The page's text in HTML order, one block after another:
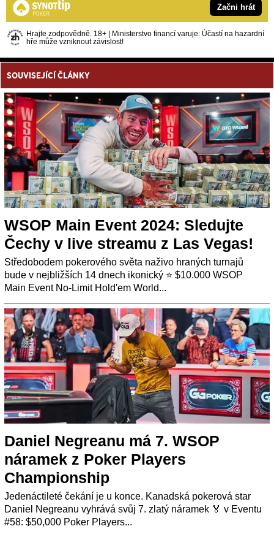
Začni hrát
Hrajte zodpovědně. 18+ | Ministerstvo financí varuje: Účastí na hazardní
hře může vzniknout závislost!
SOUVISEJÍCÍ ČLÁNKY
WSOP Main Event 2024: Sledujte
Čechy v live streamu z Las Vegas!
Středobodem pokerového světa naživo hraných turnajů
bude v nejbližších 14 dnech ikonický ⭐ $10.000 WSOP
Main Event No-Limit Hold'em World...
Daniel Negreanu má 7. WSOP
náramek z Poker Players
Championship
Jedenáctileté čekání je u konce. Kanadská pokerová star
Daniel Negreanu vyhrává svůj 7. zlatý náramek 🏅 v Eventu
#58: $50,000 Poker Players...